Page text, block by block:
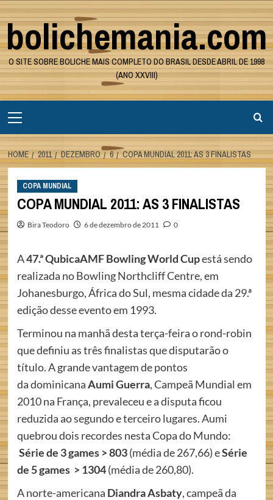
Skip
to
content
bolichemania.com
O SITE SOBRE BOLICHE MAIS COMPLETO DO BRASIL DESDE ABRIL DE 1998
(ANO XXVIII)
Menu
HOME 2011 DEZEMBRO 6 COPA MUNDIAL 2011: AS 3 FINALISTAS
COPA MUNDIAL
COPA MUNDIAL 2011: AS 3 FINALISTAS
Bira Teodoro 6 de dezembro de 2011 0
A47.ª QubicaAMF Bowling World Cupestá sendo
realizada no Bowling Northcliff Centre, em
Johanesburgo, África do Sul, mesma cidade da 29.ª
edição desse evento em 1993.
Terminou na manhã desta terça-feira o rond-robin
que definiu as três finalistas que disputarão o
título. A grande vantagem de pontos
da dominicanaAumi Guerra, Campeã Mundial em
2010 na França, prevaleceu e a disputa ficou
reduzida ao segundo e terceiro lugares. Aumi
quebrou dois recordes nesta Copa do Mundo:
Série de 3 games > 803(média de 267,66) eSérie
de 5 games > 1304(média de 260,80).
A norte-americana Diandra Asbaty, campeã da